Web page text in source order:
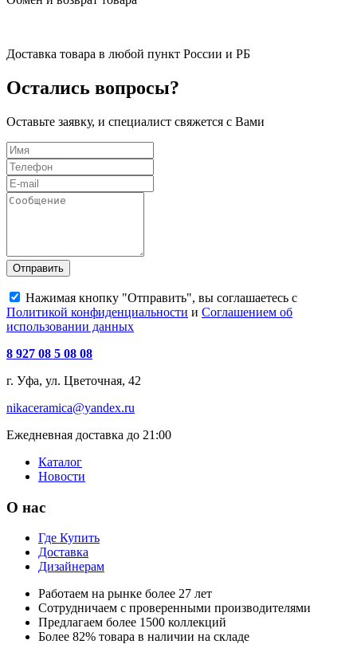
Доставка товара в любой пункт России и РБ
Остались вопросы?
Оставьте заявку, и специалист свяжется с Вами
Отправить
Нажимая кнопку "Отправить", вы соглашаетесь с
Политикой конфиденциальности и Соглашением об
использовании данных
8 927 08 5 08 08
г. Уфа, ул. Цветочная, 42
nikaceramica@yandex.ru
Ежедневная доставка до 21:00
Каталог
Новости
О нас
Где Купить
Доставка
Дизайнерам
Работаем на рынке более 27 лет
Сотрудничаем с проверенными производителями
Предлагаем более 1500 коллекций
Более 82% товара в наличии на складе